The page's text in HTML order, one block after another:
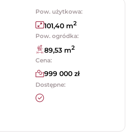
Pow. użytkowa:
101,40 m2
Pow. ogródka:
89,53 m2
Cena:
999 000 zł
Dostępne: